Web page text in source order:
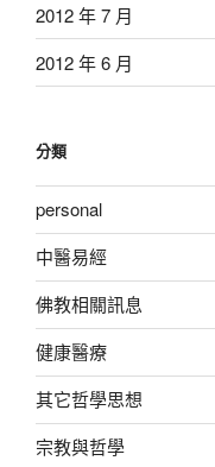
2012 年 7 月
2012 年 6 月
分類
personal
中醫易經
佛教相關訊息
健康醫療
其它哲學思想
宗教與哲學